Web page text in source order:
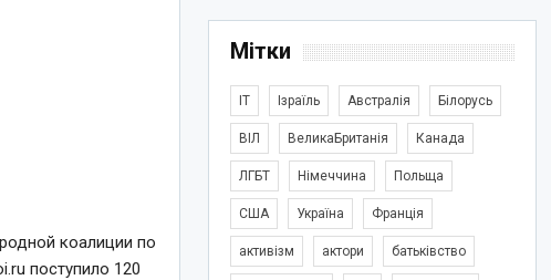
коалиции по
поступило 120
Мітки
IT Ізраїль Австралія Білорусь
ВІЛ ВеликаБританія Канада
ЛГБТ Німеччина Польща
США Україна Франція
активізм актори батьківство